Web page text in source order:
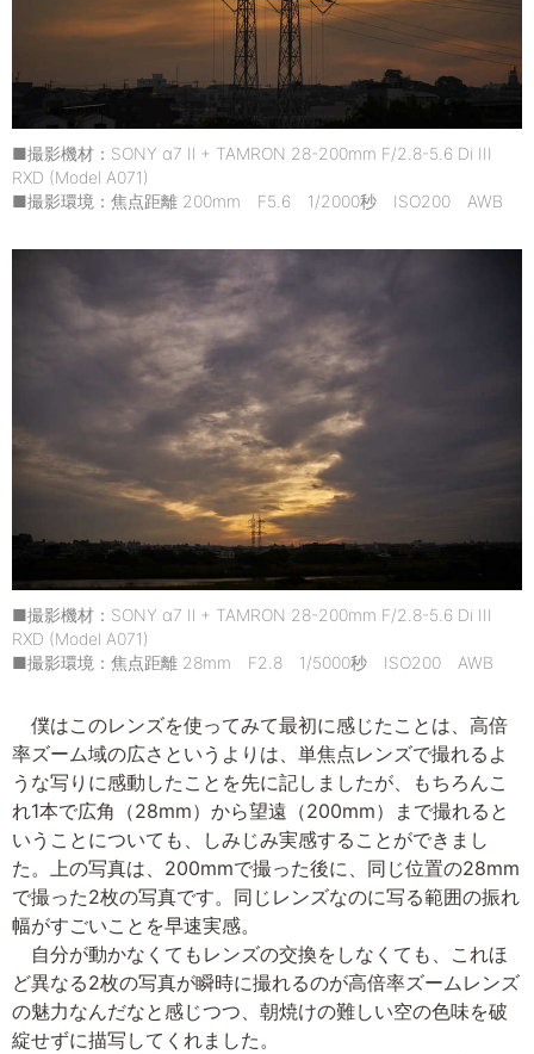
■撮影機材：SONY α7 Ⅱ + TAMRON 28-200mm F/2.8-5.6 Di III
RXD (Model A071)
■撮影環境：焦点距離 200mm F5.6 1/2000秒 ISO200 AWB
■撮影機材：SONY α7 Ⅱ + TAMRON 28-200mm F/2.8-5.6 Di III
RXD (Model A071)
■撮影環境：焦点距離 28mm F2.8 1/5000秒 ISO200 AWB
僕はこのレンズを使ってみて最初に感じたことは、高倍
率ズーム域の広さというよりは、単焦点レンズで撮れるよ
うな写りに感動したことを先に記しましたが、もちろんこ
れ1本で広角（28mm）から望遠（200mm）まで撮れると
いうことについても、しみじみ実感することができまし
た。上の写真は、200mmで撮った後に、同じ位置の28mm
で撮った2枚の写真です。同じレンズなのに写る範囲の振れ
幅がすごいことを早速実感。
自分が動かなくてもレンズの交換をしなくても、これほ
ど異なる2枚の写真が瞬時に撮れるのが高倍率ズームレンズ
の魅力なんだなと感じつつ、朝焼けの難しい空の色味を破
綻せずに描写してくれました。